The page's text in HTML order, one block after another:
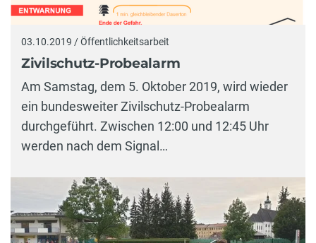
03.10.2019 / Öffentlichkeitsarbeit
Zivilschutz-Probealarm
Am Samstag, dem 5. Oktober 2019, wird wieder
ein bundesweiter Zivilschutz-Probealarm
durchgeführt. Zwischen 12:00 und 12:45 Uhr
werden nach dem Signal…